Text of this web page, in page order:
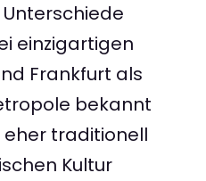
einzigartigen
Frankfurt als
bekannt
eher traditionell
Kultur